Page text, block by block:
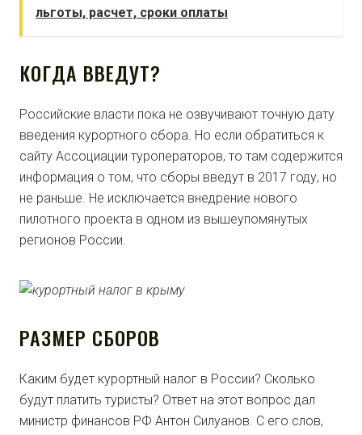
льготы, расчет, сроки оплаты
КОГДА ВВЕДУТ?
Российские власти пока не озвучивают точную дату
введения курортного сбора. Но если обратиться к
сайту Ассоциации туроператоров, то там содержится
информация о том, что сборы введут в 2017 году, но
не раньше. Не исключается внедрение нового
пилотного проекта в одном из вышеупомянутых
регионов России.
РАЗМЕР СБОРОВ
Каким будет курортный налог в России? Сколько
будут платить туристы? Ответ на этот вопрос дал
министр финансов РФ Антон Силуанов. С его слов,